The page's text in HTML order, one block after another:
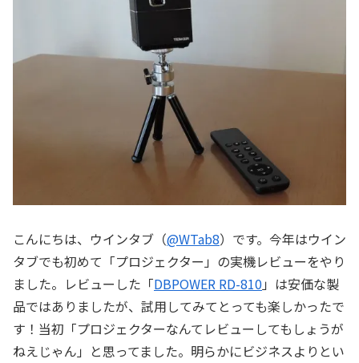
こんにちは、ウインタブ（@WTab8）です。今年はウイン
タブでも初めて「プロジェクター」の実機レビューをやり
ました。レビューした「DBPOWER RD-810」は安価な製
品ではありましたが、試用してみてとっても楽しかったで
す！当初「プロジェクターなんてレビューしてもしょうが
ねえじゃん」と思ってました。明らかにビジネスよりとい